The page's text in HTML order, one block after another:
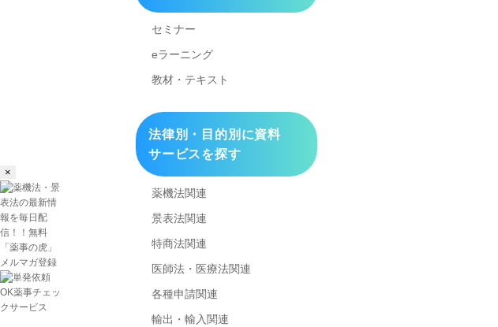
×
セミナー
eラーニング
教材・テキスト
法律別・目的別に資料
サービスを探す
薬機法関連
景表法関連
特商法関連
医師法・医療法関連
各種申請関連
輸出・輸入関連